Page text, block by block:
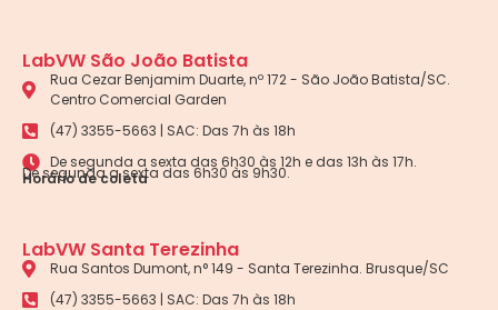
LabVW São João Batista
Rua Cezar Benjamim Duarte, nº 172 - São João Batista/SC.
Centro Comercial Garden
(47) 3355-5663 | SAC: Das 7h às 18h
De segunda a sexta das 6h30 às 12h e das 13h às 17h.
Horário de coleta
De segunda a sexta das 6h30 às 9h30.
LabVW Santa Terezinha
Rua Santos Dumont, n° 149 - Santa Terezinha. Brusque/SC
(47) 3355-5663 | SAC: Das 7h às 18h